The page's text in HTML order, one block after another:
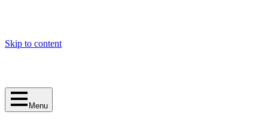
Skip to content
Menu